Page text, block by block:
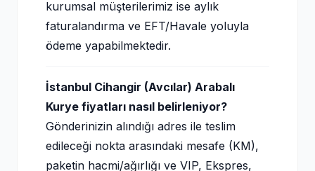
kurumsal müşterilerimiz ise aylık
faturalandırma ve EFT/Havale yoluyla
ödeme yapabilmektedir.
İstanbul Cihangir (Avcılar) Arabalı
Kurye fiyatları nasıl belirleniyor?
Gönderinizin alındığı adres ile teslim
edileceği nokta arasındaki mesafe (KM),
paketin hacmi/ağırlığı ve VIP, Ekspres,